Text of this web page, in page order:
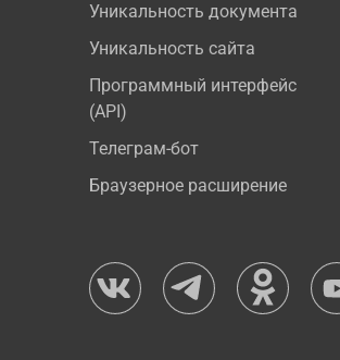
Уникальность документа
Уникальность сайта
Программный интерфейс
(API)
Телеграм-бот
Браузерное расширение